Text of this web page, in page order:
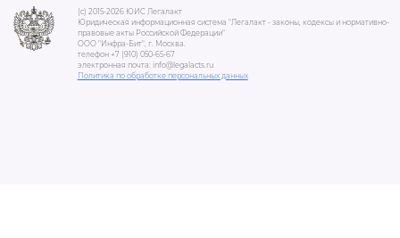
(c) 2015-2026 ЮИС Легалакт
Юридическая информационная система "Легалакт - законы, кодексы и нормативно-
правовые акты Российской Федерации"
ООО "Инфра-Бит", г. Москва.
телефон +7 (910) 050-65-67
электронная почта: info@legalacts.ru
Политика по обработке персональных данных